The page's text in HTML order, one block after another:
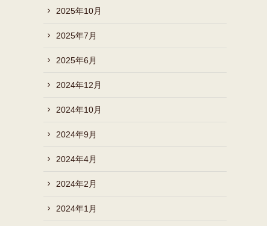
2025年10月
2025年7月
2025年6月
2024年12月
2024年10月
2024年9月
2024年4月
2024年2月
2024年1月